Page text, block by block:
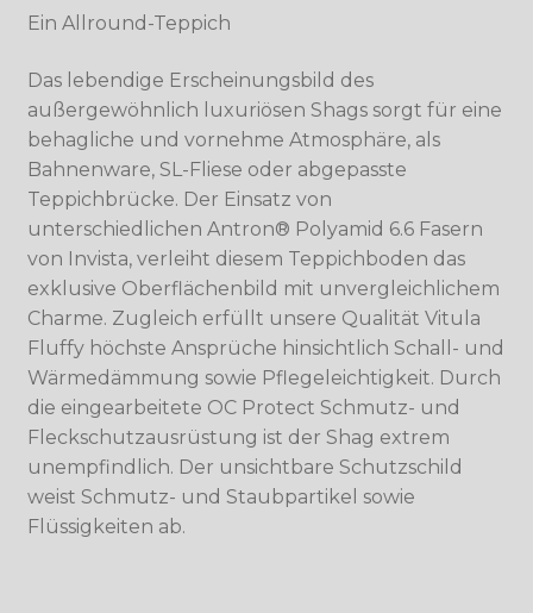
Ein Allround-Teppich
Das lebendige Erscheinungsbild des
außergewöhnlich luxuriösen Shags sorgt für eine
behagliche und vornehme Atmosphäre, als
Bahnenware, SL-Fliese oder abgepasste
Teppichbrücke. Der Einsatz von
unterschiedlichen Antron® Polyamid 6.6 Fasern
von Invista, verleiht diesem Teppichboden das
exklusive Oberflächenbild mit unvergleichlichem
Charme. Zugleich erfüllt unsere Qualität Vitula
Fluffy höchste Ansprüche hinsichtlich Schall- und
Wärmedämmung sowie Pflegeleichtigkeit. Durch
die eingearbeitete OC Protect Schmutz- und
Fleckschutzausrüstung ist der Shag extrem
unempfindlich. Der unsichtbare Schutzschild
weist Schmutz- und Staubpartikel sowie
Flüssigkeiten ab.